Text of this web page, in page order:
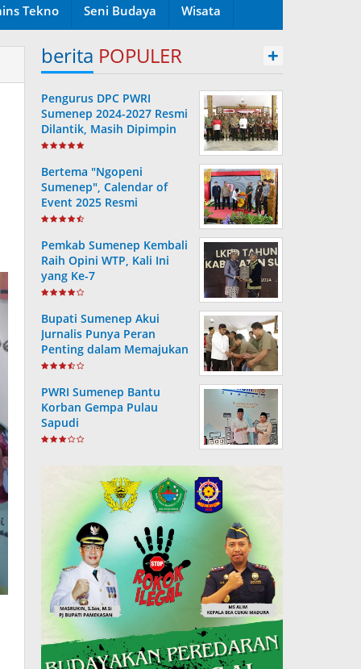
Tekno Seni Budaya Wisata
berita POPULER +
Pengurus DPC PWRI
Sumenep 2024-2027 Resmi
Dilantik, Masih Dipimpin
Rusydiyono
Bertema "Ngopeni
Sumenep", Calendar of
Event 2025 Resmi
Diluncurkan
Pemkab Sumenep Kembali
Raih Opini WTP, Kali Ini
yang Ke-7
Bupati Sumenep Akui
Jurnalis Punya Peran
Penting dalam Memajukan
Daerah
PWRI Sumenep Bantu
Korban Gempa Pulau
Sapudi